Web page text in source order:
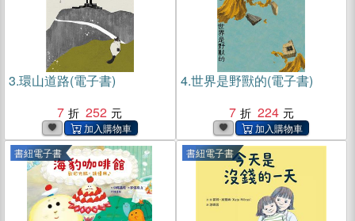
3.環山道路(電子書)
7
252
4.世界是野獸的(電子書)
7
224
書紐電子書 書紐電子書